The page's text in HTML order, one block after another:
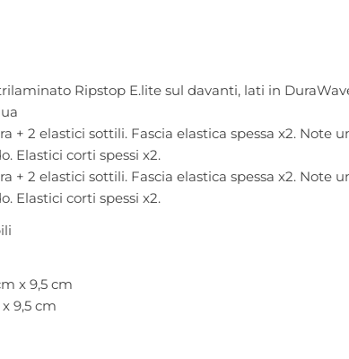
Ripstop E.lite sul davanti, lati in
+ 2 elastici sottili. Fascia elastica spessa x2. Note
Elastici corti spessi x2.
+ 2 elastici sottili. Fascia elastica spessa x2. Note
Elastici corti spessi x2.
x 9,5 cm
x 9,5 cm